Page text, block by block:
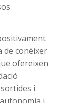
de conèixer
ofereixen
i